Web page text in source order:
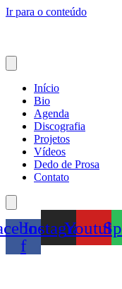
Ir para o conteúdo
Início
Bio
Agenda
Discografia
Projetos
Vídeos
Dedo de Prosa
Contato
f
Instagram